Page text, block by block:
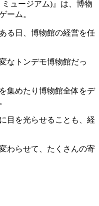
ミュージアム)』は、博物
ーム。
る日、博物館の経営を任
なトンデモ博物館だっ
集めたり博物館全体をデ
目を光らせることも、経
わらせて、たくさんの寄